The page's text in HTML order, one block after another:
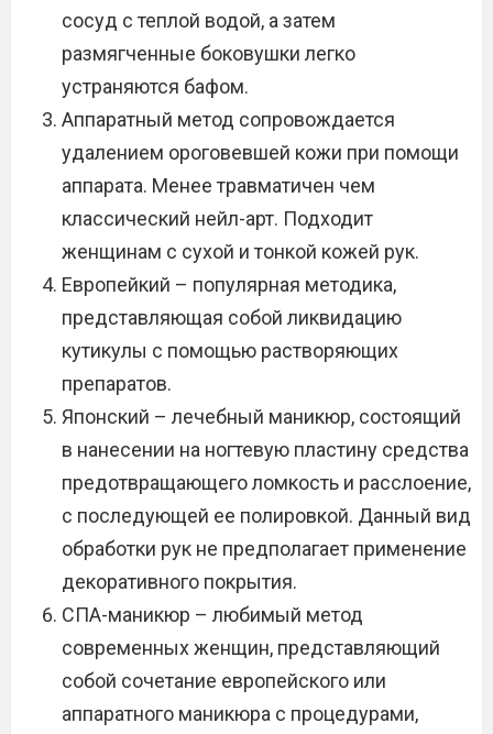
сосуд с теплой водой, а затем
размягченные боковушки легко
устраняются бафом.
Аппаратный метод сопровождается
удалением ороговевшей кожи при помощи
аппарата. Менее травматичен чем
классический нейл-арт. Подходит
женщинам с сухой и тонкой кожей рук.
Европейкий – популярная методика,
представляющая собой ликвидацию
кутикулы с помощью растворяющих
препаратов.
Японский – лечебный маникюр, состоящий
в нанесении на ногтевую пластину средства
предотвращающего ломкость и расслоение,
с последующей ее полировкой. Данный вид
обработки рук не предполагает применение
декоративного покрытия.
СПА-маникюр – любимый метод
современных женщин, представляющий
собой сочетание европейского или
аппаратного маникюра с процедурами,